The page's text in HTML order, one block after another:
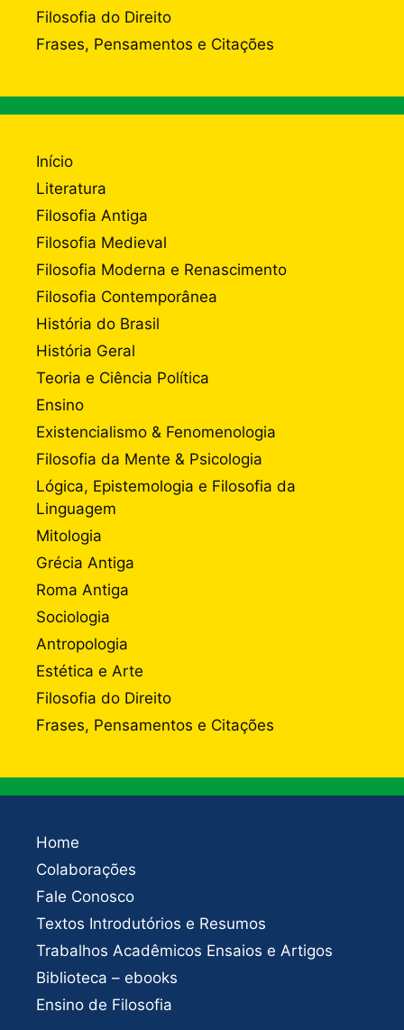
Filosofia do Direito
Frases, Pensamentos e Citações
Início
Literatura
Filosofia Antiga
Filosofia Medieval
Filosofia Moderna e Renascimento
Filosofia Contemporânea
História do Brasil
História Geral
Teoria e Ciência Política
Ensino
Existencialismo & Fenomenologia
Filosofia da Mente & Psicologia
Lógica, Epistemologia e Filosofia da
Linguagem
Mitologia
Grécia Antiga
Roma Antiga
Sociologia
Antropologia
Estética e Arte
Filosofia do Direito
Frases, Pensamentos e Citações
Home
Colaborações
Fale Conosco
Textos Introdutórios e Resumos
Trabalhos Acadêmicos Ensaios e Artigos
Biblioteca – ebooks
Ensino de Filosofia